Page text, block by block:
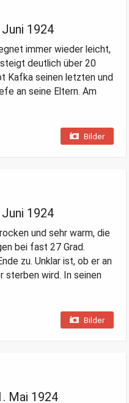
1924
immer wieder leicht,
deutlich über 20
Kafka seinen letzten und
an seine Eltern. Am
Bilder
1924
und sehr warm, die
bei fast 27 Grad.
zu. Unklar ist, ob er an
sterben wird. In seinen
Bilder
Mai 1924